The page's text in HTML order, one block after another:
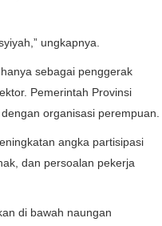
ungkapnya.
sebagai penggerak
Pemerintah Provinsi
organisasi perempuan.
angka partisipasi
dan persoalan pekerja
di bawah naungan